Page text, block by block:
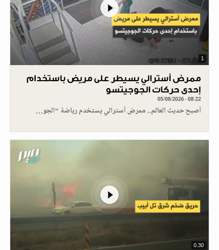
1
ممرض أسترالي يسيطر على مريض باستخدام
إحدى حركات الجوجيتسو
05/08/2026 - 08:22
أصبح حديث العالم.. ممرض أسترالي يستخدم رياضة "الجو…
0.30